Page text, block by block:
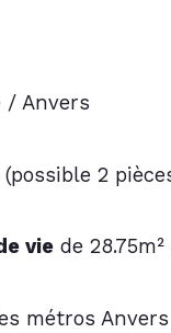
/ Anvers
2
vie de
métros